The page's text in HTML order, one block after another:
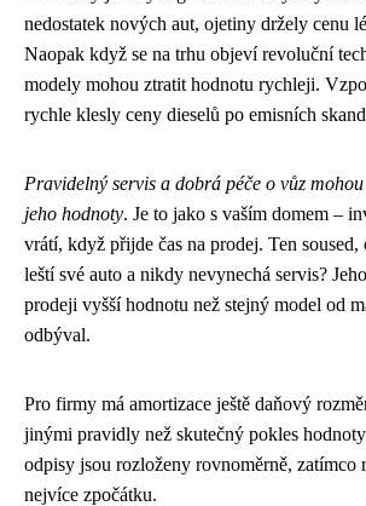
nedostatek nových aut, ojetiny držely cenu
Naopak když se na trhu objeví revoluční
modely mohou ztratit hodnotu rychleji.
rychle klesly ceny dieselů po emisních
Pravidelný servis a dobrá péče o vůz
jeho hodnoty. Je to jako s vaším domem –
vrátí, když přijde čas na prodej. Ten
leští své auto a nikdy nevynechá servis?
prodeji vyšší hodnotu než stejný model od
odbýval.
Pro firmy má amortizace ještě daňový
jinými pravidly než skutečný pokles
odpisy jsou rozloženy rovnoměrně, zatímco
nejvíce zpočátku.